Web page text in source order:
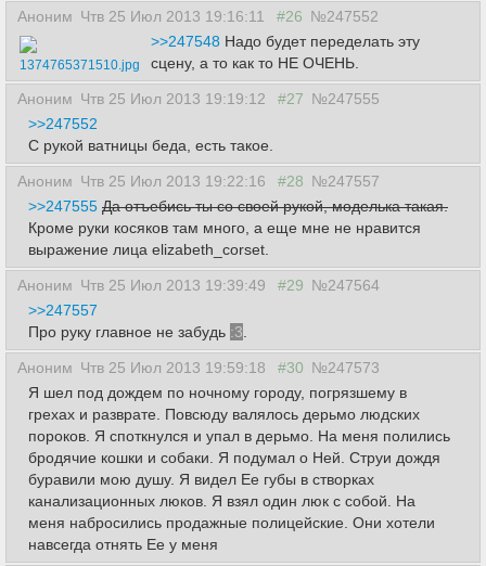
Аноним Чтв 25 Июл 2013 19:16:11 #26 №247552
1374765371510.jpg
>>247548 Надо будет переделать эту
сцену, а то как то НЕ ОЧЕНЬ.
Аноним Чтв 25 Июл 2013 19:19:12 #27 №247555
>>247552
С рукой ватницы беда, есть такое.
Аноним Чтв 25 Июл 2013 19:22:16 #28 №247557
>>247555 Да отъебись ты со своей рукой, моделька такая.
Кроме руки косяков там много, а еще мне не нравится
выражение лица elizabeth_corset.
Аноним Чтв 25 Июл 2013 19:39:49 #29 №247564
>>247557
Про руку главное не забудь :3
Аноним Чтв 25 Июл 2013 19:59:18 #30 №247573
Я шел под дождем по ночному городу, погрязшему в
грехах и разврате. Повсюду валялось дерьмо людских
пороков. Я споткнулся и упал в дерьмо. На меня полились
бродячие кошки и собаки. Я подумал о Ней. Струи дождя
буравили мою душу. Я видел Ее губы в створках
канализационных люков. Я взял один люк с собой. На
меня набросились продажные полицейские. Они хотели
навсегда отнять Ее у меня